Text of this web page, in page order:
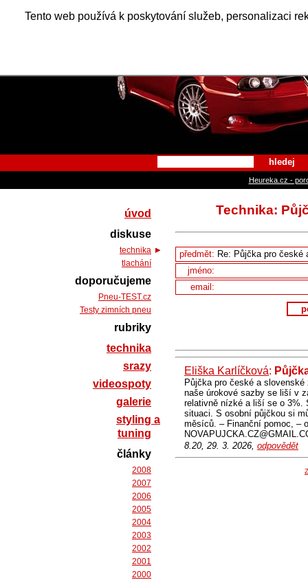
Tento web používá k poskytování služeb, personalizaci
Alfa
hledej
Heureka.cz -
Technika:
předmět:
jméno:
email:
Eliška Karlíčková:
Půjčka pro české a
naše úrokové sazby se liší v
relativně nízké a liší se o 3%.
situaci. S osobní půjčkou si
měsíců. – Finanční pomoc, –
8.20, 29. 3. 2026, odpovědět
úvod
diskuse
technika
tlachání
doporučujeme
Pneu-TEST.cz
Testy zimních pneu
rubriky
technika
srazy
videospoty
galerie
styling a
tuning
články
2008
2007
2006
2005
2004
2003
2002
2001
2000